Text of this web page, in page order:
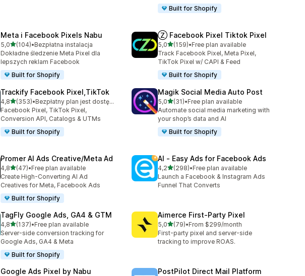
Built for Shopify
Meta i Facebook Pixels Nabu
5,0na 5 gwiazdek
(104)
Łączna liczba recenzji: 104
•Bezpłatna instalacja
Dokładne śledzenie Meta Pixel dla
lepszych reklam Facebook
Built for Shopify
Ⓩ Facebook Pixel Tiktok Pixel
5,0na 5 gwiazdek
(159)
Łączna liczba recenzji: 159
•Free plan available
Track Facebook Pixel, Meta Pixel,
TikTok Pixel w/ CAPI & Feed
Built for Shopify
Trackify Facebook Pixel,TikTok
4,8na 5 gwiazdek
(353)
Łączna liczba recenzji: 353
•
Bezpłatny plan jest dostępny
Facebook Pixel, TikTok Pixel,
Conversion API, Catalogs & UTMs
Built for Shopify
Magik Social Media Auto Post
5,0na 5 gwiazdek
(31)
Łączna liczba recenzji: 31
•Free plan available
Automate social media marketing with
your shop’s data and AI
Built for Shopify
Promer AI Ads Creative/Meta Ad
4,8na 5 gwiazdek
(47)
Łączna liczba recenzji: 47
•Free plan available
Create High-Converting AI Ad
Creatives for Meta, Facebook Ads
Built for Shopify
AI ‑ Easy Ads for Facebook Ads
4,2na 5 gwiazdek
(298)
Łączna liczba recenzji: 298
•Free plan available
Launch a Facebook & Instagram Ads
Funnel That Converts
TagFly Google Ads, GA4 & GTM
4,8na 5 gwiazdek
(137)
Łączna liczba recenzji: 137
•Free plan available
Server-side conversion tracking for
Google Ads, GA4 & Meta
Built for Shopify
Aimerce First‑Party Pixel
5,0na 5 gwiazdek
(79)
Łączna liczba recenzji: 79
•From $299/month
First-party pixel and server-side
tracking to improve ROAS.
Google Ads Pixel by Nabu PostPilot Direct Mail Platform